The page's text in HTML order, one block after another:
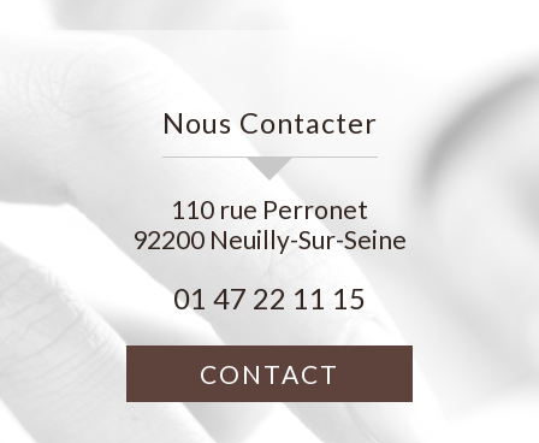
Nous Contacter
110 rue Perronet
92200 Neuilly-Sur-Seine
01 47 22 11 15
CONTACT